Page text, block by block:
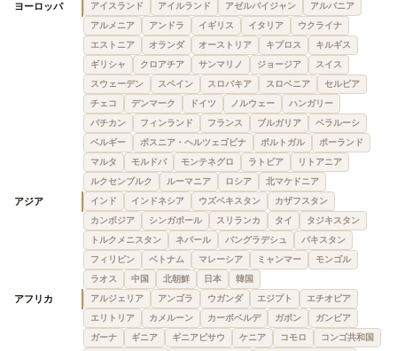
ヨーロッパ アイスランド アイルランド アゼルバイジャン
アルバニア
アルメニア
アンドラ イギリス イタリア
ウクライナ
エストニア
オランダ オーストリア キプロス
キルギス
ギリシャ
クロアチア サンマリノ ジョージア
スイス
スウェーデン
スペイン スロバキア スロベニア
セルビア
チェコ
デンマーク ドイツ ノルウェー
ハンガリー
バチカン
フィンランド フランス ブルガリア
ベラルーシ
ベルギー
ボスニア・ヘルツェゴビナ ポルトガル
ポーランド
マルタ
モルドバ モンテネグロ ラトビア
リトアニア
ルクセンブルク
ルーマニア ロシア 北マケドニア
アジア インド インドネシア ウズベキスタン
カザフスタン
カンボジア
シンガポール スリランカ タイ
タジキスタン
トルクメニスタン
ネパール バングラデシュ
パキスタン
フィリピン
ベトナム マレーシア ミャンマー
モンゴル
ラオス
中国 北朝鮮 日本 韓国
アフリカ アルジェリア アンゴラ ウガンダ エジプト
エチオピア
エリトリア
カメルーン カーボベルデ ガボン
ガンビア
ガーナ
ギニア ギニアビサウ ケニア コモロ
コンゴ共和国